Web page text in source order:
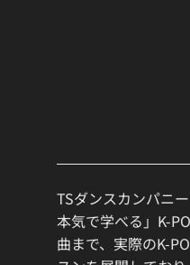
TSダンスカンパニ
本気で学べる」K-
曲まで、実際のK-